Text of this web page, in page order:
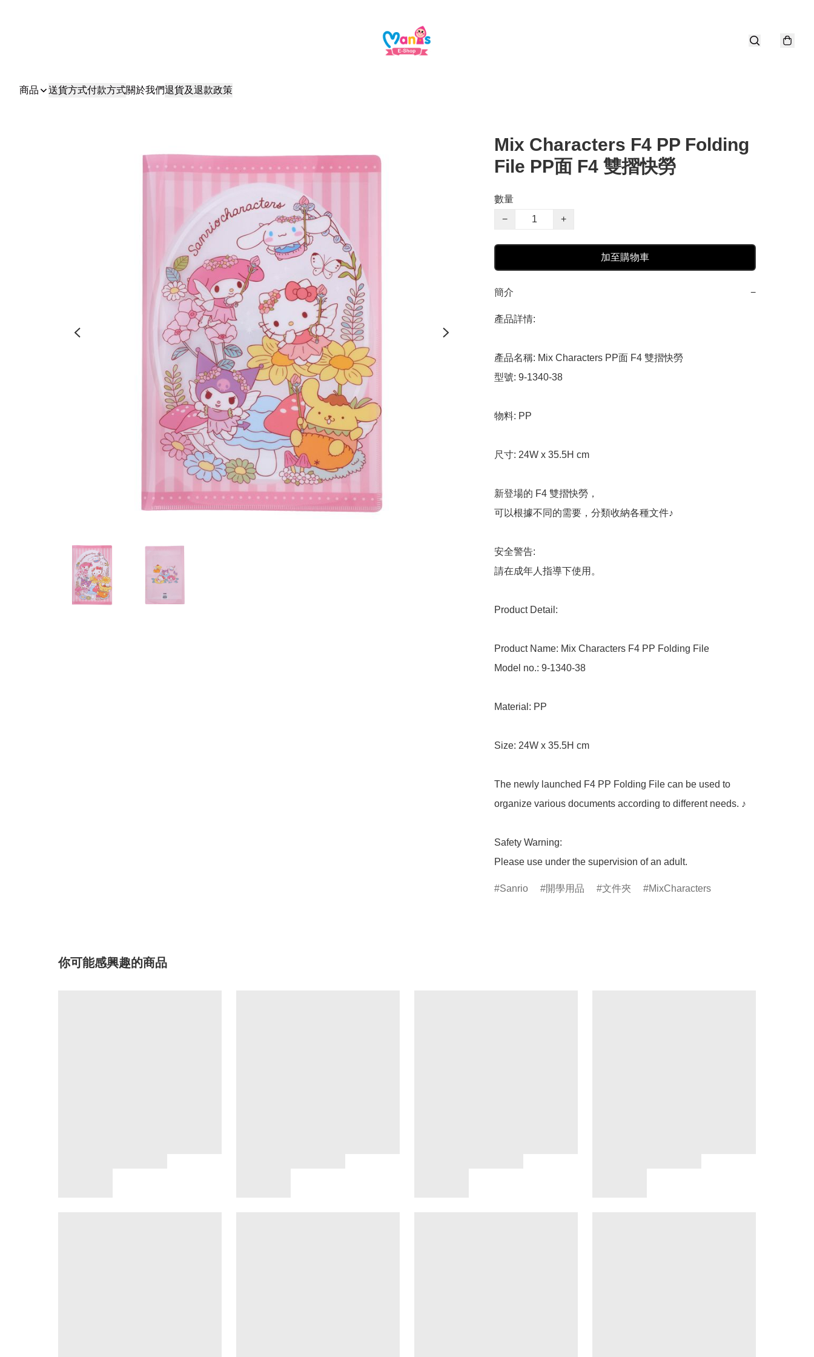
商品 送貨方式付款方式關於我們退貨及退款政策
Mix Characters F4 PP Folding
File PP面 F4 雙摺快勞
數量
−
+
加至購物車
簡介 −
產品詳情:
產品名稱: Mix Characters PP面 F4 雙摺快勞
型號: 9-1340-38
物料: PP
尺寸: 24W x 35.5H cm
新登場的 F4 雙摺快勞，
可以根據不同的需要，分類收納各種文件♪
安全警告:
請在成年人指導下使用。
Product Detail:
Product Name: Mix Characters F4 PP Folding File
Model no.: 9-1340-38
Material: PP
Size: 24W x 35.5H cm
The newly launched F4 PP Folding File can be used to
organize various documents according to different needs. ♪
Safety Warning:
Please use under the supervision of an adult.
Sanrio 開學用品 文件夾 MixCharacters
你可能感興趣的商品